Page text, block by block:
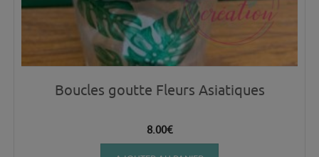
Boucles goutte Fleurs Asiatiques
8.00€